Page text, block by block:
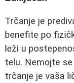
Trčanje je
benefite po
leži u
telu. Nemojte
trčanje je vaša